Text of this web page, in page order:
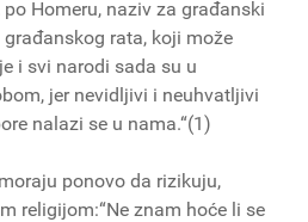
Homeru, naziv za građanski
rata, koji može
i svi narodi sada su u
jer nevidljivi i neuhvatljivi
nalazi se u nama.“(1)
ponovo da rizikuju,
religijom:“Ne znam hoće li se